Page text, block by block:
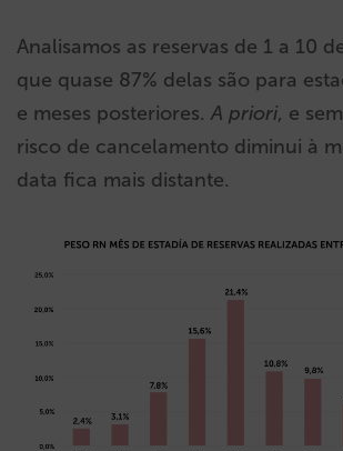
Analisamos as reservas de 1 a 10
que quase 87% delas são para
e meses posteriores.A priori, e
risco de cancelamento diminui à
data fica mais distante.